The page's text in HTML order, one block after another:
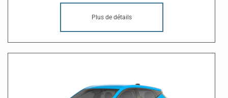
Plus de détails